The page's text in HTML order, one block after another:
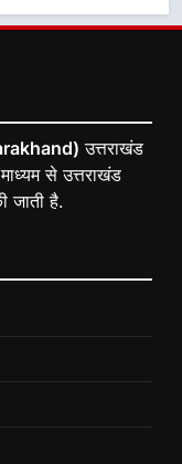
उत्तराखंड
से उत्तराखंड
जाती है.